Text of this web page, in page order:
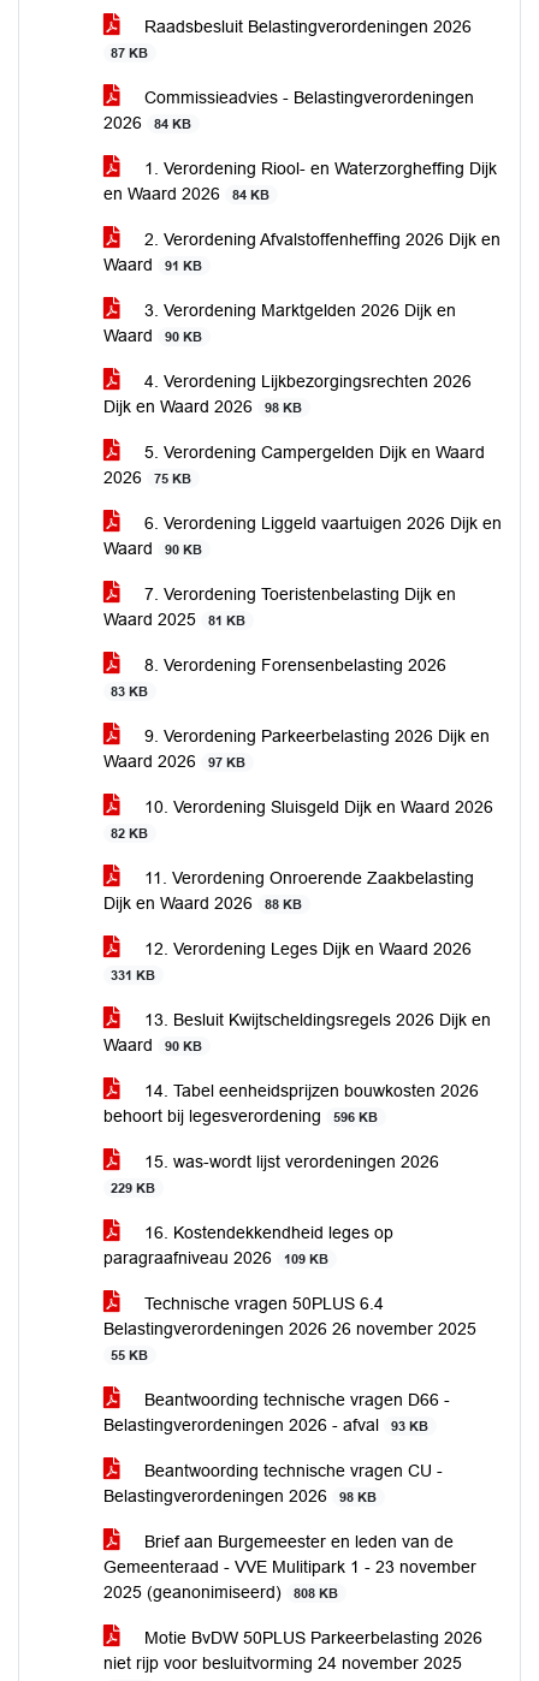
Raadsbesluit Belastingverordeningen 2026
87 KB
Commissieadvies - Belastingverordeningen
2026
84 KB
1. Verordening Riool- en Waterzorgheffing Dijk
en Waard 2026
84 KB
2. Verordening Afvalstoffenheffing 2026 Dijk en
Waard
91 KB
3. Verordening Marktgelden 2026 Dijk en
Waard
90 KB
4. Verordening Lijkbezorgingsrechten 2026
Dijk en Waard 2026
98 KB
5. Verordening Campergelden Dijk en Waard
2026
75 KB
6. Verordening Liggeld vaartuigen 2026 Dijk en
Waard
90 KB
7. Verordening Toeristenbelasting Dijk en
Waard 2025
81 KB
8. Verordening Forensenbelasting 2026
83 KB
9. Verordening Parkeerbelasting 2026 Dijk en
Waard 2026
97 KB
10. Verordening Sluisgeld Dijk en Waard 2026
82 KB
11. Verordening Onroerende Zaakbelasting
Dijk en Waard 2026
88 KB
12. Verordening Leges Dijk en Waard 2026
331 KB
13. Besluit Kwijtscheldingsregels 2026 Dijk en
Waard
90 KB
14. Tabel eenheidsprijzen bouwkosten 2026
behoort bij legesverordening
596 KB
15. was-wordt lijst verordeningen 2026
229 KB
16. Kostendekkendheid leges op
paragraafniveau 2026
109 KB
Technische vragen 50PLUS 6.4
Belastingverordeningen 2026 26 november 2025
55 KB
Beantwoording technische vragen D66 -
Belastingverordeningen 2026 - afval
93 KB
Beantwoording technische vragen CU -
Belastingverordeningen 2026
98 KB
Brief aan Burgemeester en leden van de
Gemeenteraad - VVE Mulitipark 1 - 23 november
2025 (geanonimiseerd)
808 KB
Motie BvDW 50PLUS Parkeerbelasting 2026
niet rijp voor besluitvorming 24 november 2025